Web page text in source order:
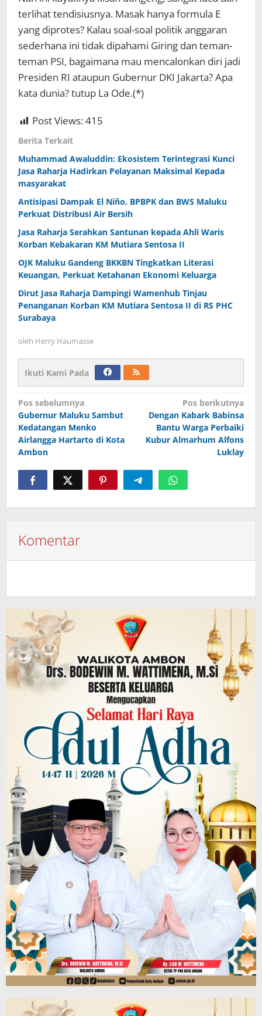
terlihat tendisiusnya. Masak hanya formula E
yang diprotes? Kalau soal-soal politik anggaran
sederhana ini tidak dipahami Giring dan teman-
teman PSI, bagaimana mau mencalonkan diri jadi
Presiden RI ataupun Gubernur DKI Jakarta? Apa
kata dunia? tutup La Ode.(*)
Post Views:415
Berita Terkait
Muhammad Awaluddin: Ekosistem Terintegrasi Kunci
Jasa Raharja Hadirkan Pelayanan Maksimal Kepada
masyarakat
Antisipasi Dampak El Niño, BPBPK dan BWS Maluku
Perkuat Distribusi Air Bersih
Jasa Raharja Serahkan Santunan kepada Ahli Waris
Korban Kebakaran KM Mutiara Sentosa II
OJK Maluku Gandeng BKKBN Tingkatkan Literasi
Keuangan, Perkuat Ketahanan Ekonomi Keluarga
Dirut Jasa Raharja Dampingi Wamenhub Tinjau
Penanganan Korban KM Mutiara Sentosa II di RS PHC
Surabaya
oleh Herry Haumasse
Ikuti Kami Pada
Navigasi
pos
Pos sebelumnya
Gubernur Maluku Sambut
Kedatangan Menko
Airlangga Hartarto di Kota
Ambon
Pos berikutnya
Dengan Kabark Babinsa
Bantu Warga Perbaiki
Kubur Almarhum Alfons
Luklay
Komentar